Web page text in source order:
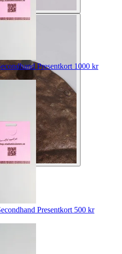
Presentkort 1000 kr
Presentkort 500 kr